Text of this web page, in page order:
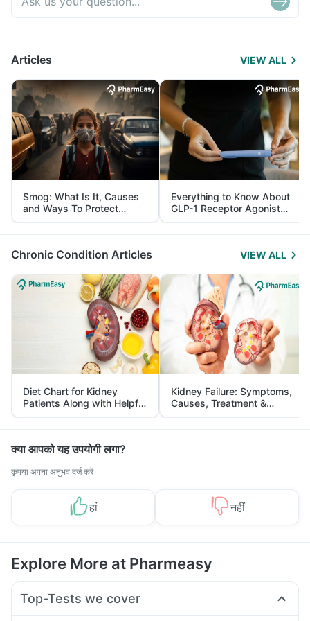
Articles VIEW ALL
Smog: What Is It, Causes
and Ways To Protect
Yourself From It
Everything to Know About
GLP-1 Receptor Agonist
and Its Role in Weight
Management
Chronic Condition Articles VIEW ALL
Diet Chart for Kidney
Patients Along with Helpful
Tips
Kidney Failure: Symptoms,
Causes, Treatment &
Prevention
क्या आपको यह उपयोगी लगा?
कृपया अपना अनुभव दर्ज करें
हां नहीं
Explore More at Pharmeasy
Top-Tests we cover